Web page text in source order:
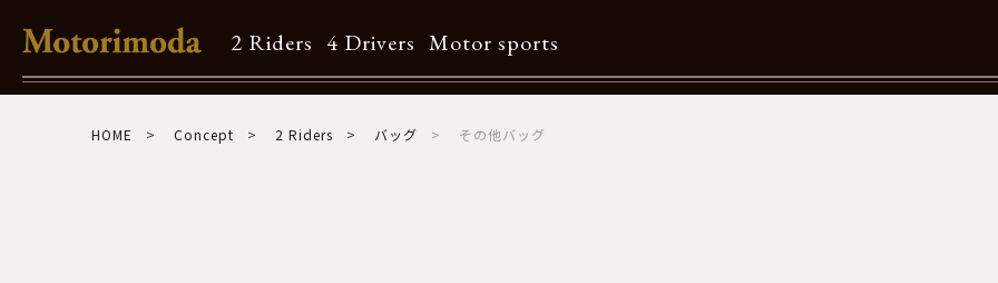
2 Riders 4 Drivers Motor sports
Shop Info
HOME Concept 2 Riders バッグ その他バッグ